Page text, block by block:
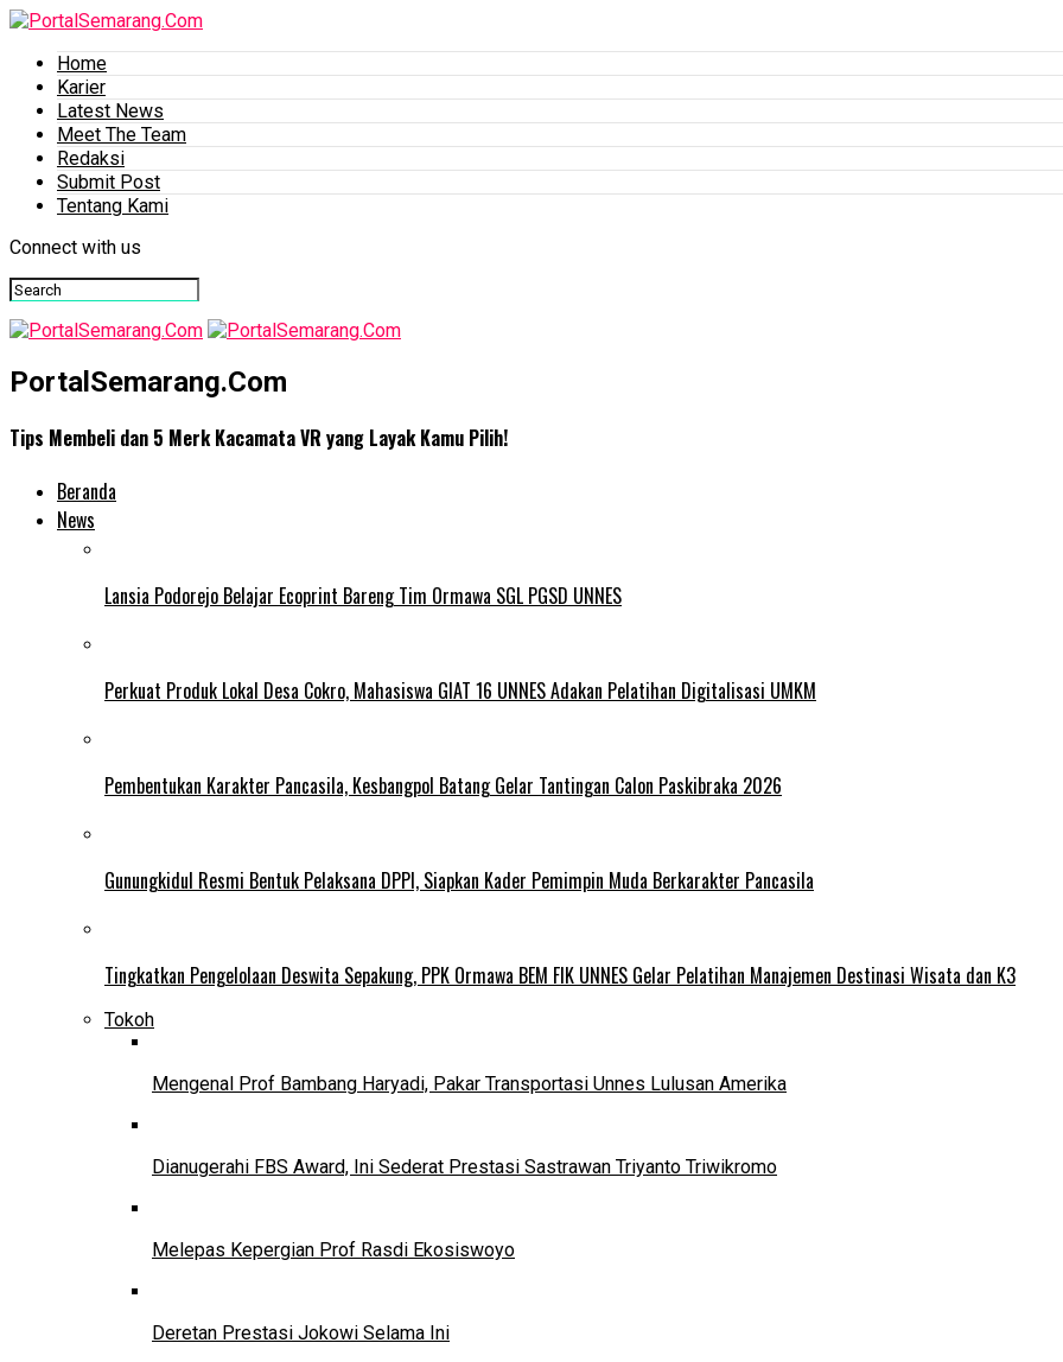
Home
Karier
Latest News
Meet The Team
Redaksi
Submit Post
Tentang Kami
Connect with us
PortalSemarang.Com
Tips Membeli dan 5 Merk Kacamata VR yang Layak Kamu Pilih!
Beranda
News
Lansia Podorejo Belajar Ecoprint Bareng Tim Ormawa SGL PGSD UNNES
Perkuat Produk Lokal Desa Cokro, Mahasiswa GIAT 16 UNNES Adakan Pelatihan Digitalisasi UMKM
Pembentukan Karakter Pancasila, Kesbangpol Batang Gelar Tantingan Calon Paskibraka 2026
Gunungkidul Resmi Bentuk Pelaksana DPPI, Siapkan Kader Pemimpin Muda Berkarakter Pancasila
Tingkatkan Pengelolaan Deswita Sepakung, PPK Ormawa BEM FIK UNNES Gelar Pelatihan Manajemen Destinasi Wisata dan K3
Tokoh
Mengenal Prof Bambang Haryadi, Pakar Transportasi Unnes Lulusan Amerika
Dianugerahi FBS Award, Ini Sederat Prestasi Sastrawan Triyanto Triwikromo
Melepas Kepergian Prof Rasdi Ekosiswoyo
Deretan Prestasi Jokowi Selama Ini